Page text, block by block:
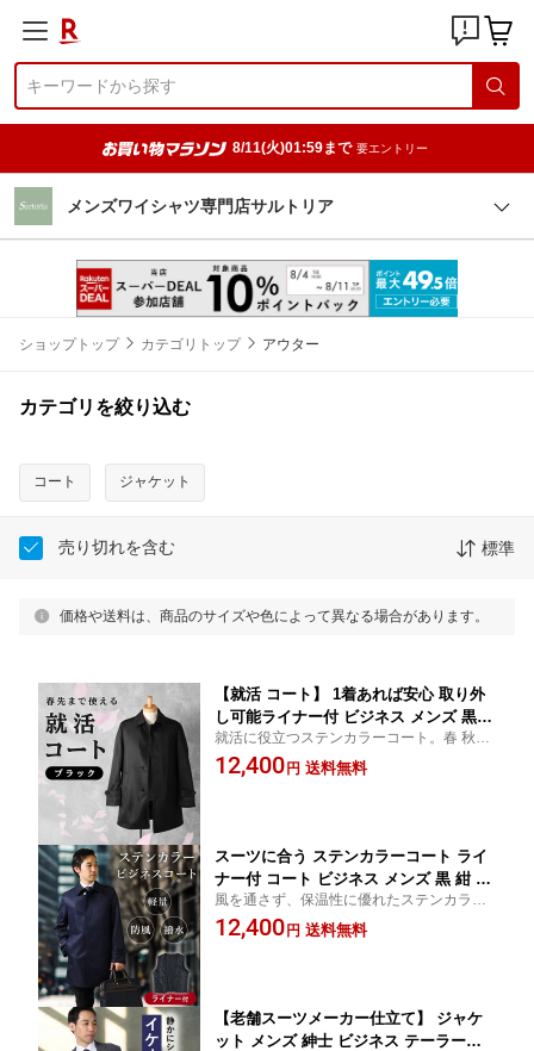
8/11(火)01:59まで 要エントリー
メンズワイシャツ専門店サルトリア
ショップトップ カテゴリトップ アウター
カテゴリを絞り込む
コート ジャケット
売り切れを含む 標準
価格や送料は、商品のサイズや色によって異なる場合があります。
【就活 コート】 1着あれば安心 取り外
し可能ライナー付 ビジネス メンズ 黒
ブラック スーツ ビジネススーツ フォー
マル 撥水 防風 保温 就職活動 転職 面接
就活に役立つステンカラーコート。春 秋 冬
3シーズンで着用できる取り外し可能なライ
ナー付き。まだ少し肌寒い春先にも大活
12,400円 送料無料
スーツに合う ステンカラーコート ライ
ナー付 コート ビジネス メンズ 黒 紺 ブ
ラック ネイビー スーツ ビジネススーツ
フォーマル 撥水 防風 保温 結婚式 二次
風を通さず、保温性に優れたステンカラー
コート。ライナーを取り外せば、春先や秋
もOK！スーツによく合うスタイリッシュな
12,400円 送料無料
【老舗スーツメーカー仕立て】 ジャケ
ット メンズ 紳士 ビジネス テーラード